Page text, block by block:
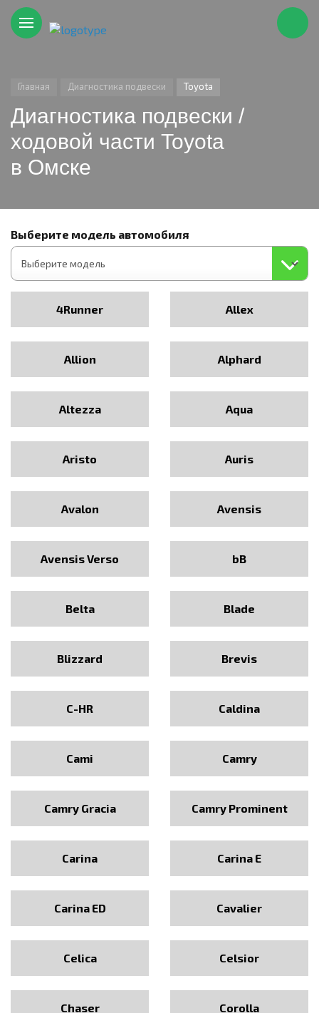
Главная Диагностика подвески Toyota
Диагностика подвески /
ходовой части Toyota
в Омске
Выберите модель автомобиля
4Runner Allex
Allion Alphard
Altezza Aqua
Aristo Auris
Avalon Avensis
Avensis Verso bB
Belta Blade
Blizzard Brevis
C-HR Caldina
Cami Camry
Camry Gracia Camry Prominent
Carina Carina E
Carina ED Cavalier
Celica Celsior
Chaser Corolla